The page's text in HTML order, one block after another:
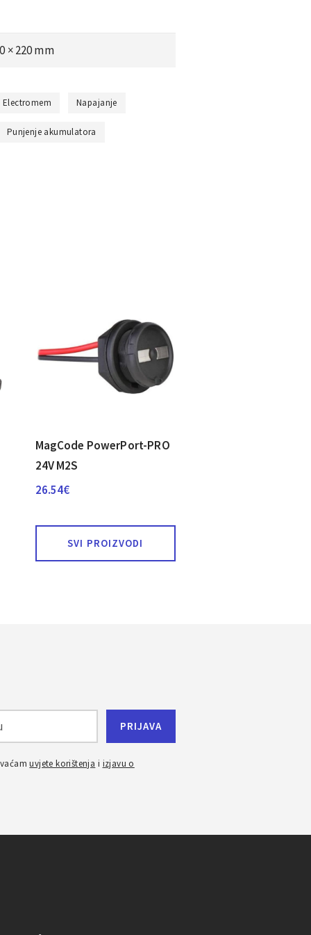
× 220 mm
Electromem Napajanje
Punjenje akumulatora
MagCode PowerPort-PRO
24V M2S
26.54€
SVI PROIZVODI
uvjete korištenja i izjavu o